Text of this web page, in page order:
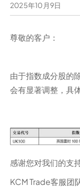
2025年10 月9日
尊敬的客户：
由于指数成分股的
会有显著调整，具
感谢您对我们的支
KCM Trade客服团